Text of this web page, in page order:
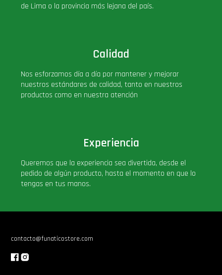
de Lima o la provincia más lejana del país.
Calidad
Nos esforzamos día a día por mantener y mejorar
nuestros estándares de calidad, tanto en nuestros
productos como en nuestra atención
Experiencia
Queremos que la experiencia sea divertida, desde el
pedido de algún producto, hasta el momento en que lo
tengas en tus manos.
contacto@funaticostore.com